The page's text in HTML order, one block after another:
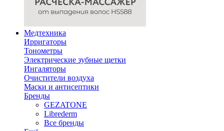
Медтехника
Ирригаторы
Тонометры
Электрические зубные щетки
Ингаляторы
Очистители воздуха
Маски и антисептики
Бренды
GEZATONE
Librederm
Все бренды